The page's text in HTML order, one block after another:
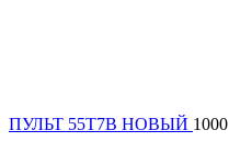
ПУЛЬТ 55T7B НОВЫЙ 1000